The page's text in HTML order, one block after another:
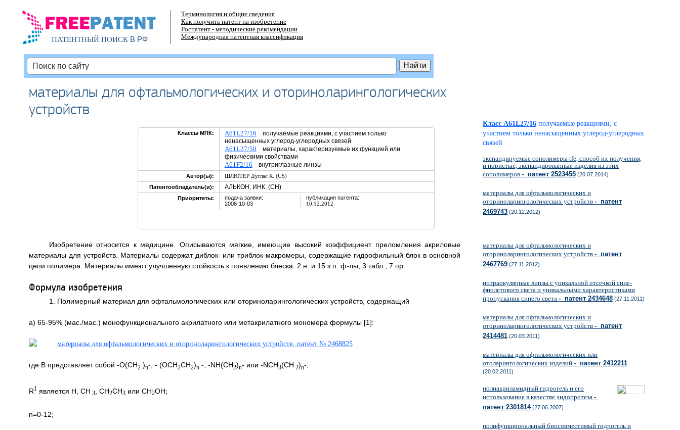
ПАТЕНТНЫЙ ПОИСКВ РФ
Терминология и общие сведения
Как получить патент на изобретение
Роспатент - методические рекомендации
Международная патентная классификация
материалы для офтальмологических и оториноларингологических
устройств
Классы МПК: A61L27/16 получаемые реакциями, с участием только
ненасыщенных углерод-углеродных связей
A61L27/50 материалы, характеризуемые их функцией или
физическими свойствами
A61F2/16 внутриглазные линзы
Автор(ы):
ШЛЮТЕР Дуглас К. (US)
Патентообладатель(и):
АЛЬКОН, ИНК. (CH)
Приоритеты:
подача заявки:
2008-10-03
публикация патента:
10.12.2012
Изобретение относится к медицине. Описываются мягкие, имеющие высокий коэффициент преломления акриловые
материалы для устройств. Материалы содержат диблок- или триблок-макромеры, содержащие гидрофильный блок в основной
цепи полимера. Материалы имеют улучшенную стойкость к появлению блеска. 2 н. и 15 з.п. ф-лы, 3 табл., 7 пр.
Формула изобретения
1. Полимерный материал для офтальмологических или оториноларингологических устройств, содержащий
a) 65-95% (мас./мас.) монофункционального акрилатного или метакрилатного мономера формулы [1]:
где B представляет собой -O(CH2)n-, - (OCH2CH2)n -, -NH(CH2)n- или -NCH3(CH 2)n-;
R1является H, CH 3, CH2CH3или CH2OH;
n=0-12;
Класс A61L27/16 получаемые реакциями, с
участием только ненасыщенных углерод-углеродных
связей
экспандируемые сополимеры tfe, способ их получения,
и пористые, экспандированные изделия из этих
сополимеров - патент 2523455 (20.07.2014)
материалы для офтальмологических и
оториноларингологических устройств - патент
2469743 (20.12.2012)
материалы для офтальмологических и
оториноларингологических устройств - патент
2467769 (27.11.2012)
интраокулярные линзы с уникальной отсечкой сине-
фиолетового света и уникальными характеристиками
пропускания синего света - патент 2434648 (27.11.2011)
материалы для офтальмологических и
оториноларингологических устройств - патент
2414481 (20.03.2011)
материалы для офтальмологических или
отоларингологических изделий - патент 2412211
(20.02.2011)
полиакриламидный гидрогель и его
использование в качестве эндопротеза -
патент 2301814(27.06.2007)
полифункциональный биосовместимый гидрогель и